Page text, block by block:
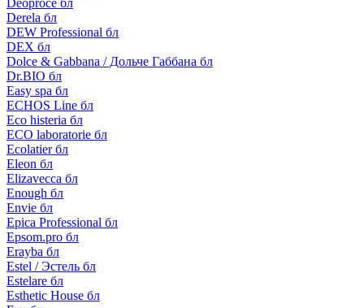
Deoproce бл
Derela бл
DEW Professional бл
DEX бл
Dolce & Gabbana / Дольче Габбана бл
Dr.BIO бл
Easy spa бл
ECHOS Line бл
Eco histeria бл
ECO laboratorie бл
Ecolatier бл
Eleon бл
Elizavecca бл
Enough бл
Envie бл
Epica Professional бл
Epsom.pro бл
Erayba бл
Estel / Эстель бл
Estelare бл
Esthetic House бл